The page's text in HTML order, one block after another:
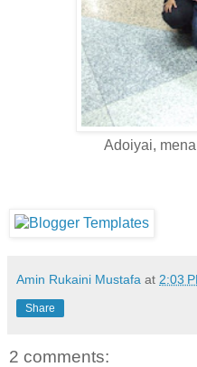
Adoiyai,
Amin Rukaini Mustafa at 2:03
Share
2 comments: